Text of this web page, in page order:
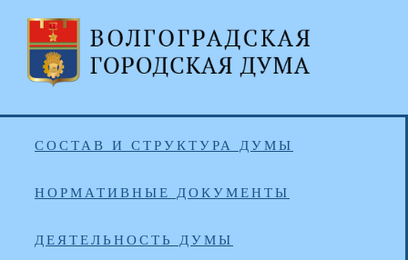
СОСТАВ И СТРУКТУРА ДУМЫ
НОРМАТИВНЫЕ ДОКУМЕНТЫ
ДЕЯТЕЛЬНОСТЬ ДУМЫ